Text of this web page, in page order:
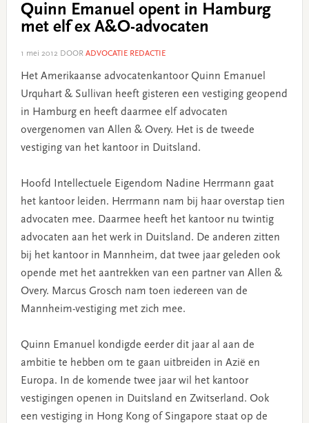
Quinn Emanuel opent in Hamburg
met elf ex A&O-advocaten
1 mei 2012DOOR ADVOCATIE REDACTIE
Het Amerikaanse advocatenkantoor Quinn Emanuel
Urquhart & Sullivan heeft gisteren een vestiging geopend
in Hamburg en heeft daarmee elf advocaten
overgenomen van Allen & Overy. Het is de tweede
vestiging van het kantoor in Duitsland.
Hoofd Intellectuele Eigendom Nadine Herrmann gaat
het kantoor leiden. Herrmann nam bij haar overstap tien
advocaten mee. Daarmee heeft het kantoor nu twintig
advocaten aan het werk in Duitsland. De anderen zitten
bij het kantoor in Mannheim, dat twee jaar geleden ook
opende met het aantrekken van een partner van Allen &
Overy. Marcus Grosch nam toen iedereen van de
Mannheim-vestiging met zich mee.
Quinn Emanuel kondigde eerder dit jaar al aan de
ambitie te hebben om te gaan uitbreiden in Azië en
Europa. In de komende twee jaar wil het kantoor
vestigingen openen in Duitsland en Zwitserland. Ook
een vestiging in Hong Kong of Singapore staat op de